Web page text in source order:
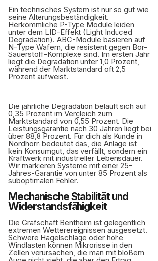
Ein technisches System ist nur so gut wie
seine Alterungsbeständigkeit.
Herkömmliche P-Type Module leiden
unter dem LID-Effekt (Light Induced
Degradation). ABC-Module basieren auf
N-Type Wafern, die resistent gegen Bor-
Sauerstoff-Komplexe sind. Im ersten Jahr
liegt die Degradation unter 1,0 Prozent,
während der Marktstandard oft 2,5
Prozent aufweist.
Die jährliche Degradation beläuft sich auf
0,35 Prozent im Vergleich zum
Marktstandard von 0,55 Prozent. Die
Leistungsgarantie nach 30 Jahren liegt bei
über 88,8 Prozent. Für dich als Kunde in
Nordhorn bedeutet das, die Anlage ist
kein Konsumgut, das verfällt, sondern ein
Kraftwerk mit industrieller Lebensdauer.
Wir markieren Systeme mit einer 25-
Jahres-Garantie von unter 85 Prozent als
suboptimalen Fehler.
Mechanische Stabilität und
Widerstandsfähigkeit
Die Grafschaft Bentheim ist gelegentlich
extremen Wetterereignissen ausgesetzt.
Schwere Hagelschläge oder hohe
Windlasten können Mikrorisse in den
Zellen verursachen, die man mit bloßem